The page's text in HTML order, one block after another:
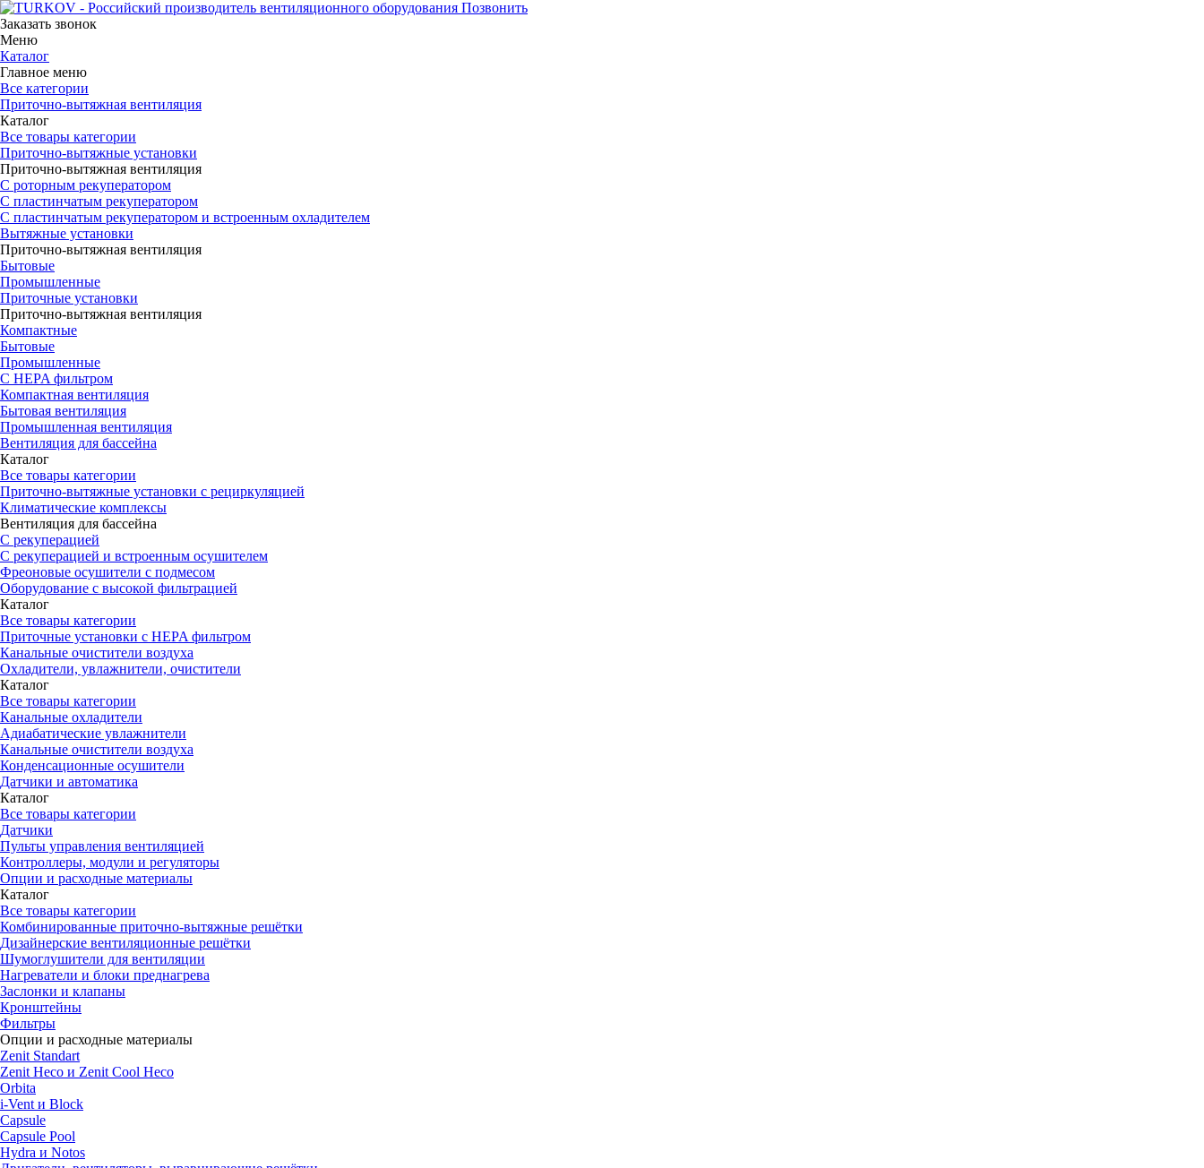
Позвонить
Заказать звонок
Меню
Каталог
Главное меню
Все категории
Приточно-вытяжная вентиляция
Каталог
Все товары категории
Приточно-вытяжные установки
Приточно-вытяжная вентиляция
С роторным рекуператором
С пластинчатым рекуператором
С пластинчатым рекуператором и встроенным охладителем
Вытяжные установки
Приточно-вытяжная вентиляция
Бытовые
Промышленные
Приточные установки
Приточно-вытяжная вентиляция
Компактные
Бытовые
Промышленные
С HEPA фильтром
Компактная вентиляция
Бытовая вентиляция
Промышленная вентиляция
Вентиляция для бассейна
Каталог
Все товары категории
Приточно-вытяжные установки с рециркуляцией
Климатические комплексы
Вентиляция для бассейна
С рекуперацией
С рекуперацией и встроенным осушителем
Фреоновые осушители с подмесом
Оборудование с высокой фильтрацией
Каталог
Все товары категории
Приточные установки c HEPA фильтром
Канальные очистители воздуха
Охладители, увлажнители, очистители
Каталог
Все товары категории
Канальные охладители
Адиабатические увлажнители
Канальные очистители воздуха
Конденсационные осушители
Датчики и автоматика
Каталог
Все товары категории
Датчики
Пульты управления вентиляцией
Контроллеры, модули и регуляторы
Опции и расходные материалы
Каталог
Все товары категории
Комбинированные приточно-вытяжные решётки
Дизайнерские вентиляционные решётки
Шумоглушители для вентиляции
Нагреватели и блоки преднагрева
Заслонки и клапаны
Кронштейны
Фильтры
Опции и расходные материалы
Zenit Standart
Zenit Heco и Zenit Cool Heco
Orbita
i-Vent и Block
Capsule
Capsule Pool
Hydra и Notos